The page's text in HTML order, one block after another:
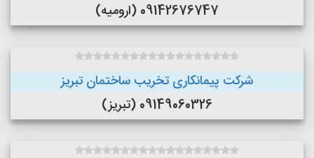
09142676747 (ارومیه)
شرکت پیمانکاری تخریب ساختمان تبریز
09149060326 (تبریز)